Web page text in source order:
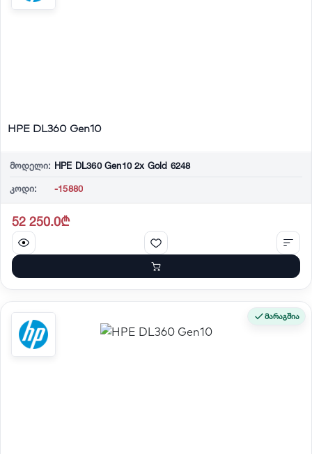
HPE DL360 Gen10
მოდელი: HPE DL360 Gen10 2x Gold 6248
კოდი: -15880
52 250.0₾
მარაგშია